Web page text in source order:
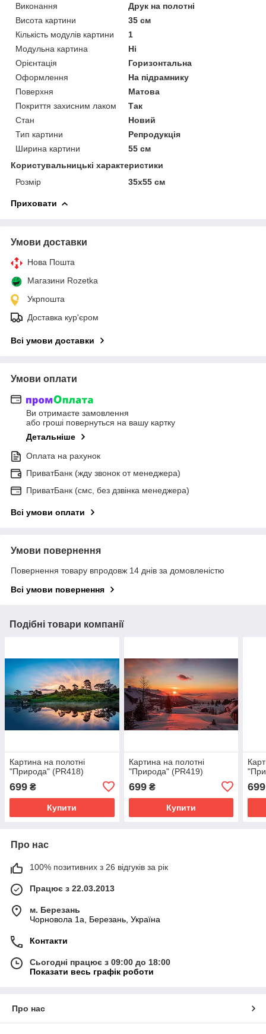
Виконання
Друк на полотні
Висота картини
35 см
Кількість модулів картини
1
Модульна картина
Ні
Орієнтація
Горизонтальна
Оформлення
На підрамнику
Поверхня
Матова
Покриття захисним лаком
Так
Стан
Новий
Тип картини
Репродукція
Ширина картини
55 см
Користувальницькі характеристики
Розмір
35х55 см
Приховати
Умови доставки
Нова Пошта
Магазини Rozetka
Укрпошта
Доставка кур'єром
Всі умови доставки
Умови оплати
Ви отримаєте замовлення
або гроші повернуться на вашу картку
Детальніше
Оплата на рахунок
ПриватБанк (жду звонок от менеджера)
ПриватБанк (смс, без дзвінка менеджера)
Всі умови оплати
Умови повернення
Повернення товару впродовж 14 днів за домовленістю
Всі умови повернення
Подібні товари компанії
Картина на полотні
"Природа" (PR418)
699 ₴
Купити
Картина на полотні
"Природа" (PR419)
699₴
Купити
699
Про нас
100% позитивних з 26 відгуків за рік
Працює з 22.03.2013
м. Березань
Чорновола 1а, Березань, Україна
Контакти
Сьогодні працює з 09:00 до 18:00
Показати весь графік роботи
Про нас